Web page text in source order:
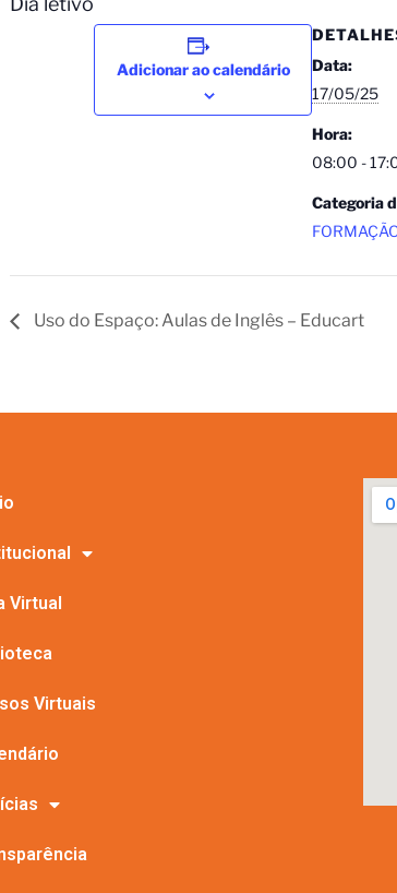
Adicionar ao calendário
Data:
17/05/25
Hora:
08:00 -
Categoria
Uso do Espaço: Aulas de Inglês – Educart
Virtual
Virtuais